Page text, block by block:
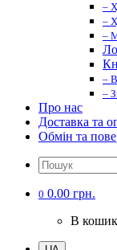
–
–
–
–
–
Про нас
Доставка та
Обмін та
0 0.00 грн.
В